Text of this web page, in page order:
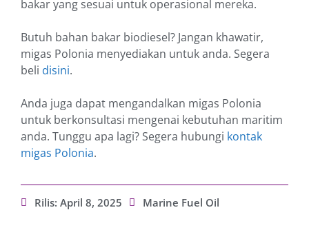
bakar yang sesuai untuk operasional mereka.
Butuh bahan bakar biodiesel? Jangan khawatir,
migas Polonia menyediakan untuk anda. Segera
beli disini.
Anda juga dapat mengandalkan migas Polonia
untuk berkonsultasi mengenai kebutuhan maritim
anda. Tunggu apa lagi? Segera hubungi kontak
migas Polonia.
Rilis: April 8, 2025 Marine Fuel Oil